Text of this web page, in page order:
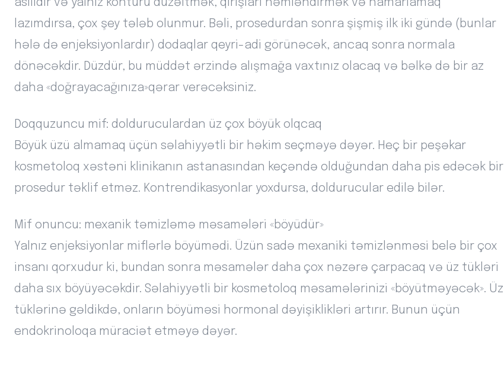
asılıdır və yalnız konturu düzəltmək, qırışları nəmləndirmək və hamarlamaq
lazımdırsa, çox şey tələb olunmur. Bəli, prosedurdan sonra şişmiş ilk iki gündə (bunlar
hələ də enjeksiyonlardır) dodaqlar qeyri-adi görünəcək, ancaq sonra normala
dönəcəkdir. Düzdür, bu müddət ərzində alışmağa vaxtınız olacaq və bəlkə də bir az
daha «doğrayacağınıza»qərar verəcəksiniz.
Doqquzuncu mif: dolduruculardan üz çox böyük olqcaq
Böyük üzü almamaq üçün səlahiyyətli bir həkim seçməyə dəyər. Heç bir peşəkar
kosmetoloq xəstəni klinikanın astanasından keçəndə olduğundan daha pis edəcək bir
prosedur təklif etməz. Kontrendikasyonlar yoxdursa, doldurucular edilə bilər.
Mif onuncu: mexanik təmizləmə məsamələri «böyüdür»
Yalnız enjeksiyonlar miflərlə böyümədi. Üzün sadə mexaniki təmizlənməsi belə bir çox
insanı qorxudur ki, bundan sonra məsamələr daha çox nəzərə çarpacaq və üz tükləri
daha sıx böyüyəcəkdir. Səlahiyyətli bir kosmetoloq məsamələrinizi «böyütməyəcək». Üz
tüklərinə gəldikdə, onların böyüməsi hormonal dəyişiklikləri artırır. Bunun üçün
endokrinoloqa müraciət etməyə dəyər.